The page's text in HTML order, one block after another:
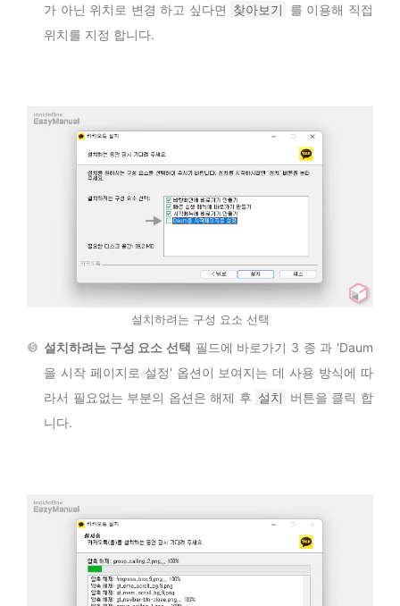
가 아닌 위치로 변경 하고 싶다면 찾아보기
를 이용해 직접
위치를 지정 합니다.
설치하려는 구성 요소 선택
설치하려는 구성 요소 선택 필드에 바로가기 3 종 과 'Daum
을 시작 페이지로 설정' 옵션이 보여지는 데 사용 방식에 따
라서 필요없는 부분의 옵션은 해제 후 설치
버튼을 클릭 합
니다.